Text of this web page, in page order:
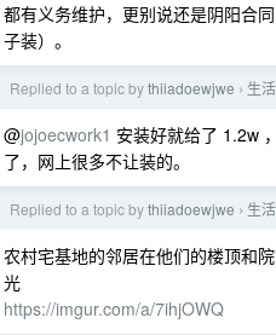
都有义务维护，更别说还是阴阳合
子装）。
Replied to a topic bythiiadoewjwe › 生活
@jojoecwork1 安装好就给了 1.2w
了，网上很多不让装的。
Replied to a topic bythiiadoewjwe › 生活
农村宅基地的邻居在他们的楼顶和
光
https://imgur.com/a/7ihjOWQ